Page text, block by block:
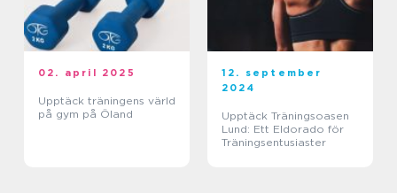
02. april 2025
Upptäck träningens värld
på gym på Öland
12. september
2024
Upptäck Träningsoasen
Lund: Ett Eldorado för
Träningsentusiaster